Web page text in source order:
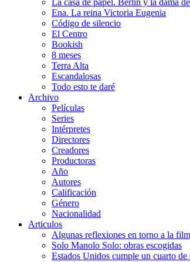
La casa de papel. Berlín y la dama
Ena. La reina Victoria Eugenia
Código de silencio
El Centro
Bookish
8 meses
Terra Alta
Escandalosas
Todo esto te daré
Archivo
Películas
Series
Intérpretes
Directores
Creadores
Productoras
Año
Autores
Calificación
Género
Nacionalidad
Articulos
Algunas reflexiones en torno a la
Solo Manolo Solo: obras escogidas
Estados Unidos cumple un cuarto